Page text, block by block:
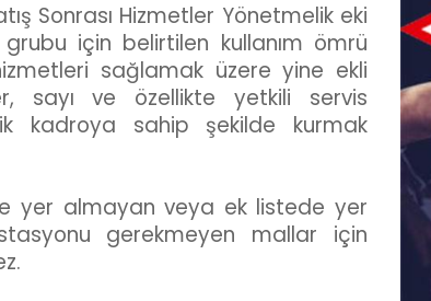
Sonrası Hizmetler Yönetmelik eki
için belirtilen kullanım ömrü
sağlamak üzere yine ekli
sayı ve özellikte yetkili servis
kadroya sahip şekilde kurmak
yer almayan veya ek listede yer
gerekmeyen mallar için